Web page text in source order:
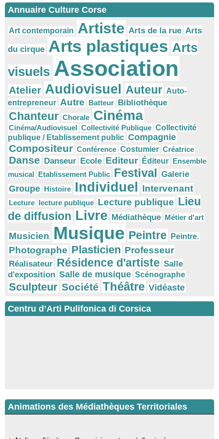
Annuaire Culture Corse
Art contemporain Artiste Arts de la rue Arts
du cirque Arts plastiques Arts
visuels Association
Atelier Audiovisuel Auteur Auto-
entrepreneur Autre Batteur Bibliothèque
Chanteur Chorale Cinéma
Cinéma/Audiovisuel Collectivité Publique Collectivité
publique / Etablissement public Compagnie
Compositeur Conférence Costumier Créatrice
Danse Danseur Ecole Editeur Éditeur Ensemble
musical Etablissement Public Festival Galerie
Groupe Histoire Individuel Intervenant
Lecture lecture publique Lecture publique Lieu
de diffusion Livre Médiathèque Métier d'art
Musicien Musique Peintre Peintre.
Photographe Plasticien Professeur
Réalisateur Résidence d'artiste Salle
d'exposition Salle de musique Scénographe
Sculpteur Société Théâtre Vidéaste
Centru d’Arti Pulifonica di Corsica
Animations des Médiathèques Territoriales